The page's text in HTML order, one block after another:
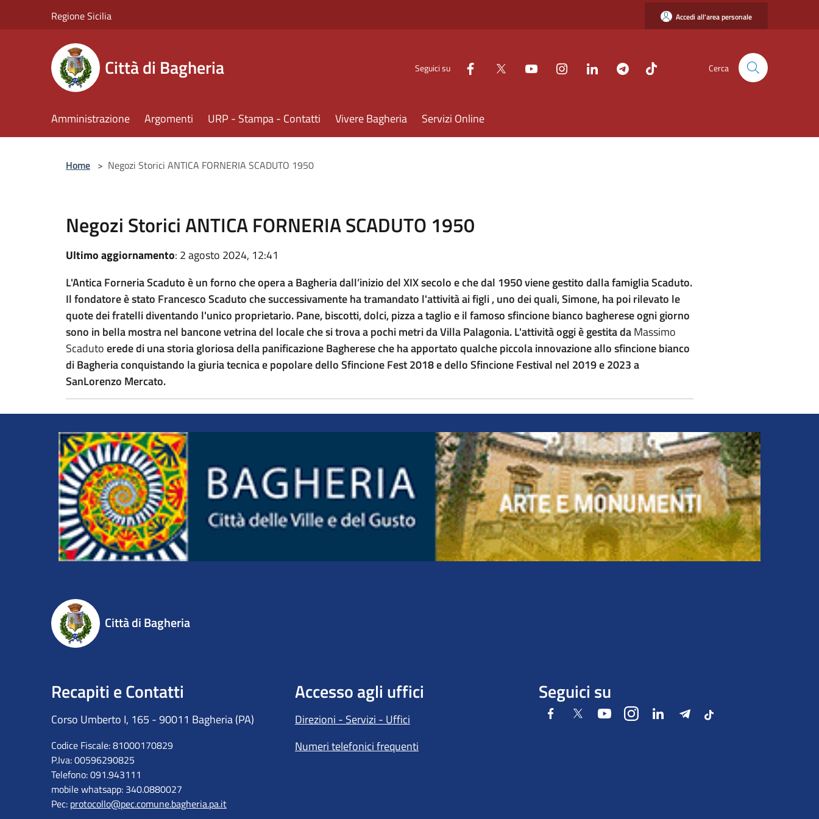
Regione Sicilia Accedi all'area personale
Città di Bagheria Seguici su Cerca
Amministrazione Argomenti URP - Stampa - Contatti Vivere Bagheria Servizi Online
Home > Negozi Storici ANTICA FORNERIA SCADUTO 1950
Negozi Storici ANTICA FORNERIA SCADUTO 1950
Ultimo aggiornamento: 2 agosto 2024, 12:41
L'Antica Forneria Scaduto è un forno che opera a Bagheria dall’inizio del XIX secolo e che dal 1950 viene gestito dalla famiglia Scaduto.
Il fondatore è stato Francesco Scaduto che successivamente ha tramandato l'attività ai figli , uno dei quali, Simone, ha poi rilevato le
quote dei fratelli diventando l'unico proprietario. Pane, biscotti, dolci, pizza a taglio e il famoso sfincione bianco bagherese ogni giorno
sono in bella mostra nel bancone vetrina del locale che si trova a pochi metri da Villa Palagonia. L'attività oggi è gestita daMassimo
Scadutoerede di una storia gloriosa della panificazione Bagherese che ha apportato qualche piccola innovazione allo sfincione bianco
di Bagheria conquistando la giuria tecnica e popolare dello Sfincione Fest 2018 e dello Sfincione Festival nel 2019 e 2023 a
SanLorenzo Mercato.
Città di Bagheria
Recapiti e Contatti
Corso Umberto I, 165 - 90011 Bagheria (PA)
Codice Fiscale: 81000170829
P.Iva: 00596290825
Telefono: 091.943111
mobile whatsapp: 340.0880027
Pec: protocollo@pec.comune.bagheria.pa.it
Accesso agli uffici
Direzioni - Servizi - Uffici
Numeri telefonici frequenti
Seguici su
FacebookTwitter YoutubeInstagramLinkedIn Telegram
Tiktok